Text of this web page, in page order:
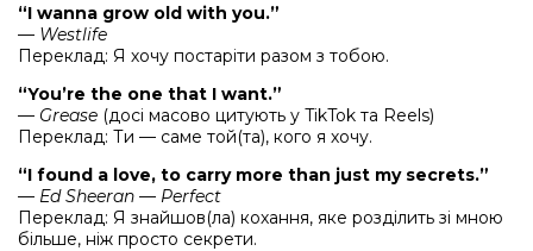
“I wanna grow old with you.”
— Westlife
Переклад: Я хочу постаріти разом з тобою.
“You’re the one that I want.”
— Grease (досі масово цитують у TikTok та Reels)
Переклад: Ти — саме той(та), кого я хочу.
“I found a love, to carry more than just my secrets.”
— Ed Sheeran — Perfect
Переклад: Я знайшов(ла) кохання, яке розділить зі мною
більше, ніж просто секрети.